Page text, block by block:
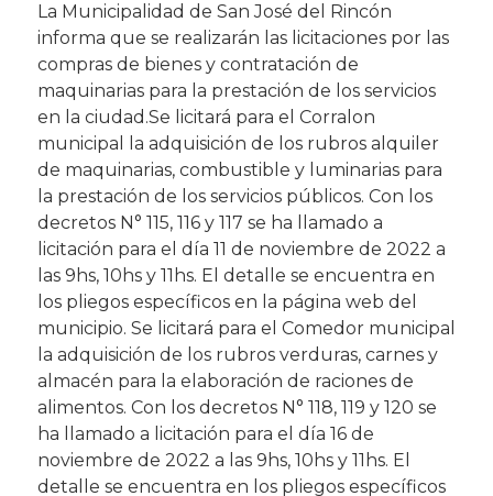
La Municipalidad de San José del Rincón
informa que se realizarán las licitaciones por las
compras de bienes y contratación de
maquinarias para la prestación de los servicios
en la ciudad.Se licitará para el Corralon
municipal la adquisición de los rubros alquiler
de maquinarias, combustible y luminarias para
la prestación de los servicios públicos. Con los
decretos N° 115, 116 y 117 se ha llamado a
licitación para el día 11 de noviembre de 2022 a
las 9hs, 10hs y 11hs. El detalle se encuentra en
los pliegos específicos en la página web del
municipio. Se licitará para el Comedor municipal
la adquisición de los rubros verduras, carnes y
almacén para la elaboración de raciones de
alimentos. Con los decretos N° 118, 119 y 120 se
ha llamado a licitación para el día 16 de
noviembre de 2022 a las 9hs, 10hs y 11hs. El
detalle se encuentra en los pliegos específicos